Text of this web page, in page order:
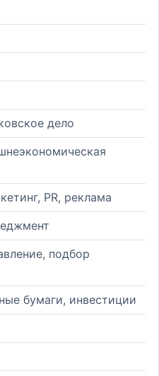
дело
PR, реклама
подбор
бумаги, инвестиции